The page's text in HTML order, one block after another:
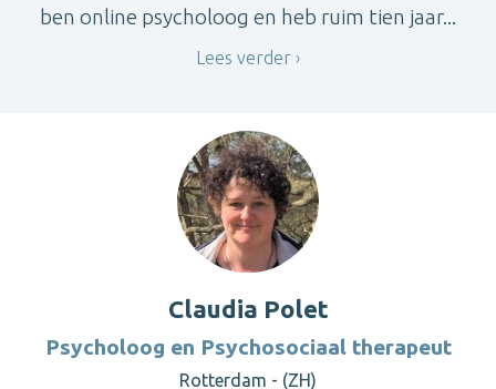
ben online psycholoog en heb ruim tien jaar...
Lees verder
Claudia Polet
Psycholoog en Psychosociaal therapeut
Rotterdam - (ZH)